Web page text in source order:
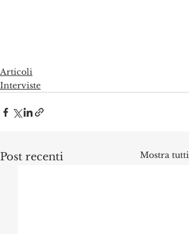
Articoli
Interviste
Post recenti Mostra tutti